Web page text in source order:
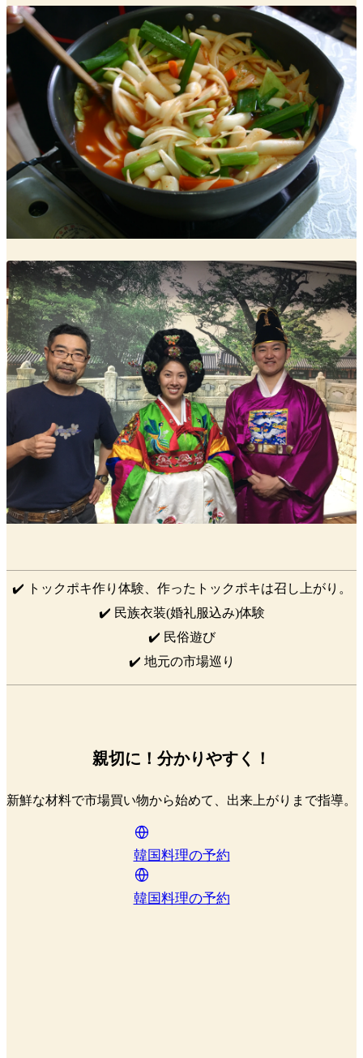
✔️ トックポキ作り体験、作ったトックポキは召し上がり。
✔️ 民族衣装(婚礼服込み)体験
✔️ 民俗遊び
✔️ 地元の市場巡り
親切に！分かりやすく！
新鮮な材料で市場買い物から始めて、出来上がりまで指導。
韓国料理の予約
韓国料理の予約